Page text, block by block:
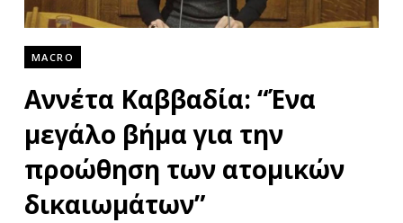
MACRO
Αννέτα Καββαδία: “Ένα
μεγάλο βήμα για την
προώθηση των ατομικών
δικαιωμάτων”